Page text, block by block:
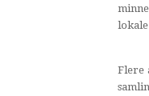
Flere